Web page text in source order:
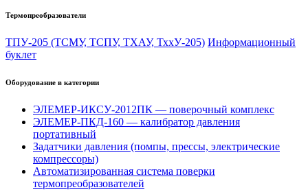
Термопреобразователи
ТПУ-205 (ТСМУ, ТСПУ, ТХАУ, ТххУ-205) Информационный
буклет
Оборудование в категории
ЭЛЕМЕР-ИКСУ-2012ПК — поверочный комплекс
ЭЛЕМЕР-ПКД-160 — калибратор давления
портативный
Задатчики давления (помпы, прессы, электрические
компрессоры)
Автоматизированная система поверки
термопреобразователей